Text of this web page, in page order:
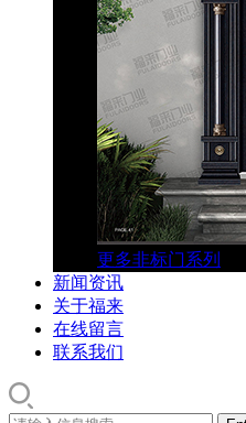
更多非标门系列
新闻资讯
关于福来
在线留言
联系我们